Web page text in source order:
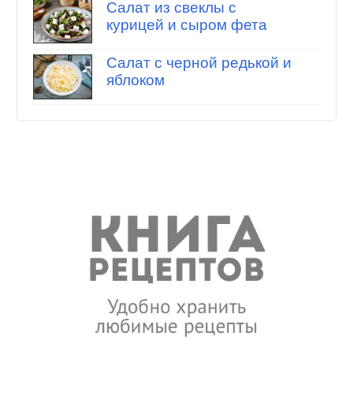
Салат из свеклы с
курицей и сыром фета
Салат с черной редькой и
яблоком